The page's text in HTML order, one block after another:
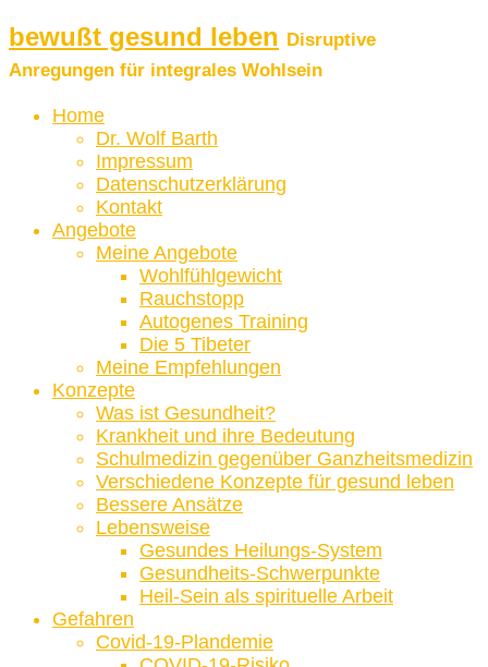
bewußt gesund leben Disruptive
Anregungen für integrales Wohlsein
Home
Dr. Wolf Barth
Impressum
Datenschutzerklärung
Kontakt
Angebote
Meine Angebote
Wohlfühlgewicht
Rauchstopp
Autogenes Training
Die 5 Tibeter
Meine Empfehlungen
Konzepte
Was ist Gesundheit?
Krankheit und ihre Bedeutung
Schulmedizin gegenüber Ganzheitsmedizin
Verschiedene Konzepte für gesund leben
Bessere Ansätze
Lebensweise
Gesundes Heilungs-System
Gesundheits-Schwerpunkte
Heil-Sein als spirituelle Arbeit
Gefahren
Covid-19-Plandemie